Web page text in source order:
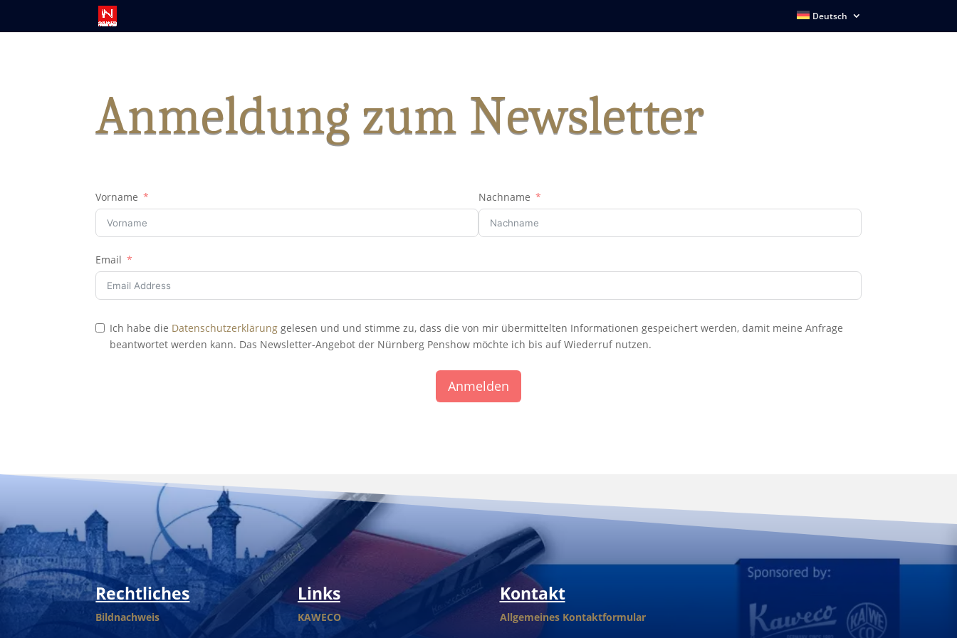
Deutsch
Anmeldung zum Newsletter
Vorname Nachname
Email
Ich habe die Datenschutzerklärung gelesen und und stimme zu, dass die von mir übermittelten Informationen gespeichert werden, damit meine Anfrage
beantwortet werden kann. Das Newsletter-Angebot der Nürnberg Penshow möchte ich bis auf Wiederruf nutzen.
Anmelden
n
a
t
i
v
e
:
Rechtliches
Bildnachweis
Links
KAWECO
Kontakt
Allgemeines Kontaktformular